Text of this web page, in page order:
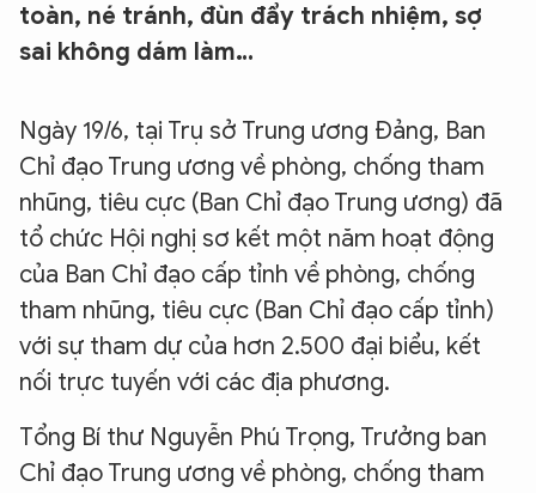
toàn, né tránh, đùn đẩy trách nhiệm, sợ
sai không dám làm…
Ngày 19/6, tại Trụ sở Trung ương Đảng, Ban
Chỉ đạo Trung ương về phòng, chống tham
nhũng, tiêu cực (Ban Chỉ đạo Trung ương) đã
tổ chức Hội nghị sơ kết một năm hoạt động
của Ban Chỉ đạo cấp tỉnh về phòng, chống
tham nhũng, tiêu cực (Ban Chỉ đạo cấp tỉnh)
với sự tham dự của hơn 2.500 đại biểu, kết
nối trực tuyến với các địa phương.
Tổng Bí thư Nguyễn Phú Trọng, Trưởng ban
Chỉ đạo Trung ương về phòng, chống tham